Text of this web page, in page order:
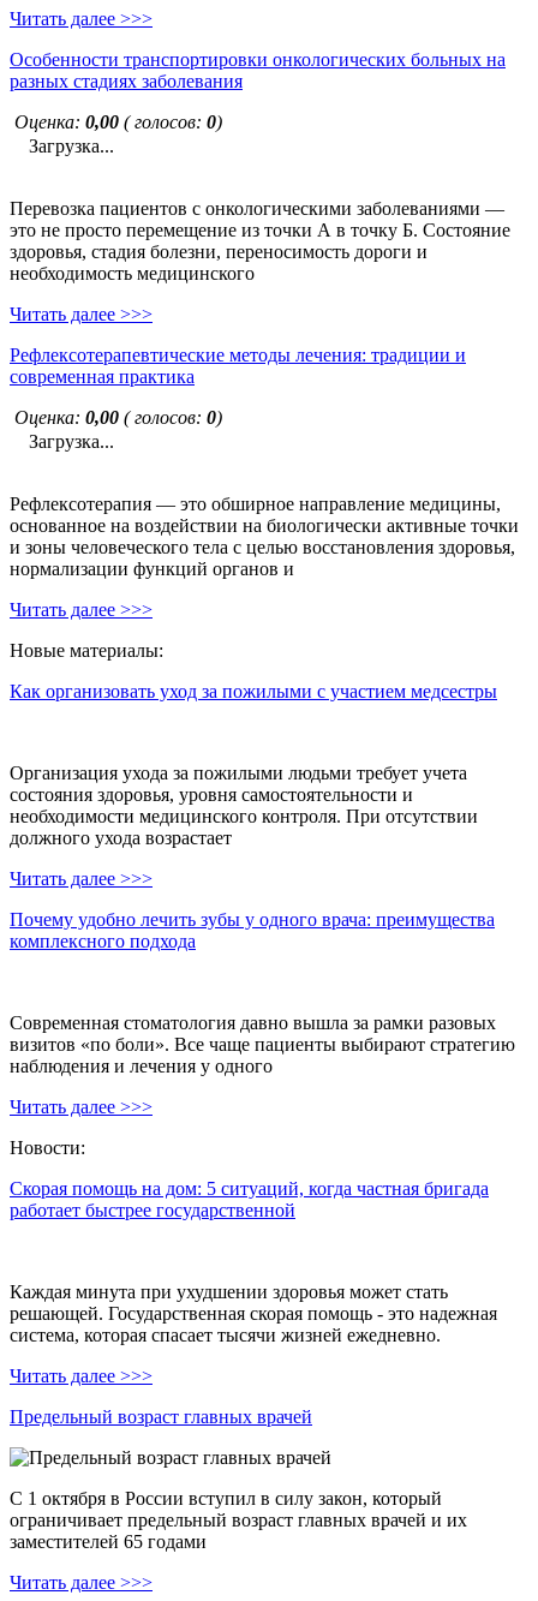
Читать далее >>>
Особенности транспортировки онкологических больных на
разных стадиях заболевания
Оценка: 0,00 ( голосов: 0)
Загрузка...
Перевозка пациентов с онкологическими заболеваниями —
это не просто перемещение из точки А в точку Б. Состояние
здоровья, стадия болезни, переносимость дороги и
необходимость медицинского
Читать далее >>>
Рефлексотерапевтические методы лечения: традиции и
современная практика
Оценка: 0,00 ( голосов: 0)
Загрузка...
Рефлексотерапия — это обширное направление медицины,
основанное на воздействии на биологически активные точки
и зоны человеческого тела с целью восстановления здоровья,
нормализации функций органов и
Читать далее >>>
Новые материалы:
Как организовать уход за пожилыми с участием медсестры
Организация ухода за пожилыми людьми требует учета
состояния здоровья, уровня самостоятельности и
необходимости медицинского контроля. При отсутствии
должного ухода возрастает
Читать далее >>>
Почему удобно лечить зубы у одного врача: преимущества
комплексного подхода
Современная стоматология давно вышла за рамки разовых
визитов «по боли». Все чаще пациенты выбирают стратегию
наблюдения и лечения у одного
Читать далее >>>
Новости:
Скорая помощь на дом: 5 ситуаций, когда частная бригада
работает быстрее государственной
Каждая минута при ухудшении здоровья может стать
решающей. Государственная скорая помощь - это надежная
система, которая спасает тысячи жизней ежедневно.
Читать далее >>>
Предельный возраст главных врачей
С 1 октября в России вступил в силу закон, который
ограничивает предельный возраст главных врачей и их
заместителей 65 годами
Читать далее >>>